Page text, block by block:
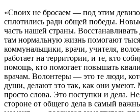
«Своих не бросаем — под этим
сплотились ради общей победы.
часть нашей страны.
там нормальную жизнь помогают
коммунальщики, врачи, учителя,
работает на территории, и те, кто
помощь, кто помогает повышать
врачам. Волонтеры — это те люди,
души, делают это так, как они
просто слова. Это поступки и дела.
стороне от общего дела в самый